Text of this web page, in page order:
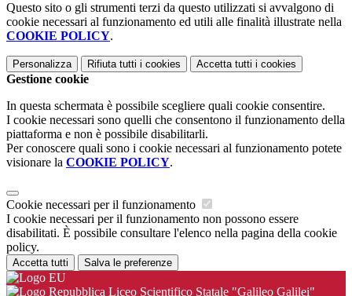
Questo sito o gli strumenti terzi da questo utilizzati si avvalgono di
cookie necessari al funzionamento ed utili alle finalità illustrate nella
COOKIE POLICY.
Personalizza Rifiuta tutti i cookies Accetta tutti i cookies
Gestione cookie
In questa schermata è possibile scegliere quali cookie consentire.
I cookie necessari sono quelli che consentono il funzionamento della
piattaforma e non è possibile disabilitarli.
Per conoscere quali sono i cookie necessari al funzionamento potete
visionare la COOKIE POLICY.
Cookie necessari per il funzionamento
I cookie necessari per il funzionamento non possono essere
disabilitati. È possibile consultare l'elenco nella pagina della cookie
policy.
Accetta tutti Salva le preferenze
Liceo Scientifico Statale "Galileo Galilei"